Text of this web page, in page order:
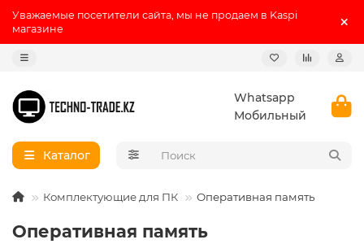
Уважаемые посетители сайта, мы не продаем в Kaspi
магазине
Whatsapp
Мобильный
Каталог
Комплектующие для ПК Оперативная память
Оперативная память